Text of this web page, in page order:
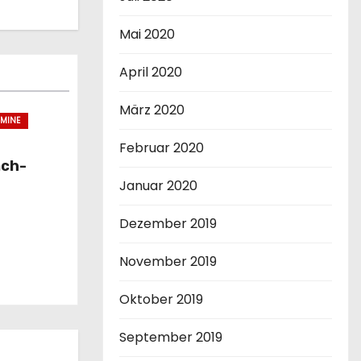
Mai 2020
April 2020
März 2020
Februar 2020
Januar 2020
Dezember 2019
November 2019
Oktober 2019
September 2019